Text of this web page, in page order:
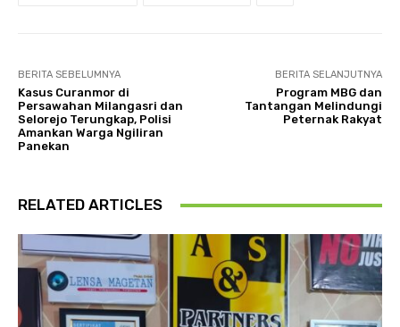
BERITA SEBELUMNYA
Kasus Curanmor di
Persawahan Milangasri dan
Selorejo Terungkap, Polisi
Amankan Warga Ngiliran
Panekan
BERITA SELANJUTNYA
Program MBG dan
Tantangan Melindungi
Peternak Rakyat
RELATED ARTICLES